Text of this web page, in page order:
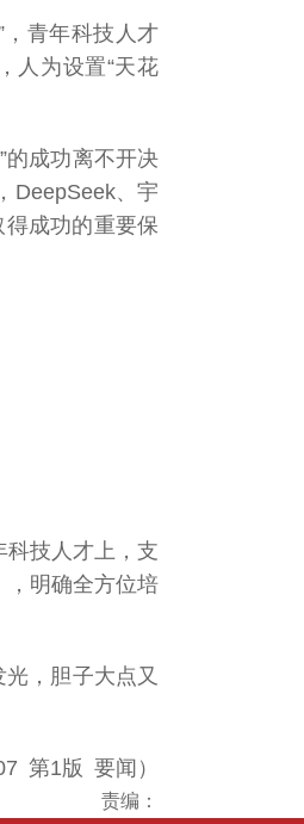
青年科技人才
人为设置“天花
的成功离不开决
DeepSeek、宇
得成功的重要保
技人才上，支
，明确全方位培
，胆子大点又
第1版 要闻）
责编：